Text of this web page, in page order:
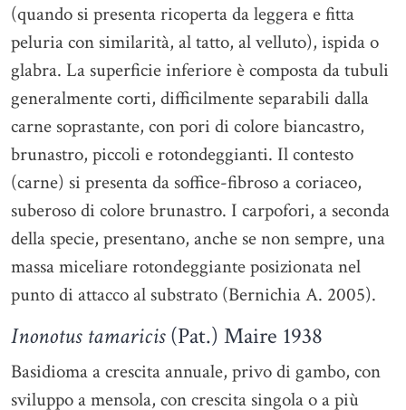
(quando si presenta ricoperta da leggera e fitta
peluria con similarità, al tatto, al velluto), ispida o
glabra. La superficie inferiore è composta da tubuli
generalmente corti, difficilmente separabili dalla
carne soprastante, con pori di colore biancastro,
brunastro, piccoli e rotondeggianti. Il contesto
(carne) si presenta da soffice-fibroso a coriaceo,
suberoso di colore brunastro. I carpofori, a seconda
della specie, presentano, anche se non sempre, una
massa miceliare rotondeggiante posizionata nel
punto di attacco al substrato (Bernichia A. 2005).
Inonotus tamaricis(Pat.) Maire 1938
Basidioma a crescita annuale, privo di gambo, con
sviluppo a mensola, con crescita singola o a più